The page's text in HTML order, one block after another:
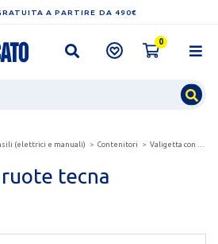
A PARTIRE DA 490€
0
(elettrici e manuali) Contenitori Valigetta con ruote tecna
tecna